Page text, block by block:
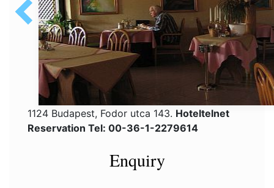
1124 Budapest, Fodor utca 143. Hoteltelnet
Reservation Tel: 00-36-1-2279614
Enquiry